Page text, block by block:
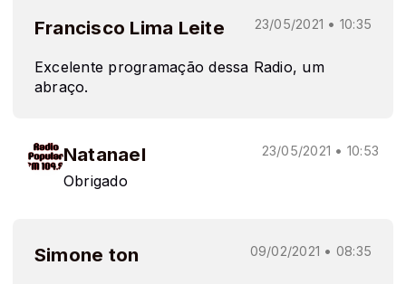
Francisco Lima Leite 23/05/2021 • 10:35
Excelente programação dessa Radio, um
abraço.
Natanael 23/05/2021 • 10:53
Obrigado
Simone ton 09/02/2021 • 08:35